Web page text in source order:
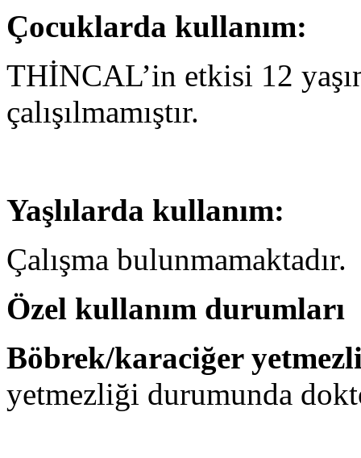
Çocuklarda kullanım:
THİNCAL’in etkisi 12
çalışılmamıştır.
Yaşlılarda kullanım:
Çalışma bulunmamaktadır.
Özel kullanım durumları
Böbrek/karaciğer
yetmezliği durumunda